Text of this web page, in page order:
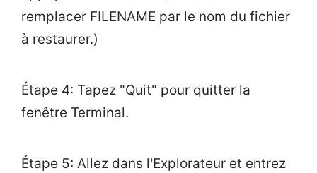
remplacer FILENAME par le nom du fichier
à restaurer.)
Étape 4: Tapez "Quit" pour quitter la
fenêtre Terminal.
Étape 5: Allez dans l'Explorateur et entrez